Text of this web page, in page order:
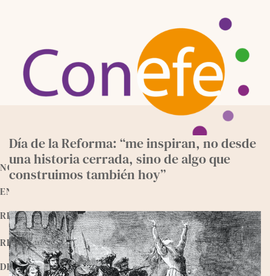
NOTICIAS
ENTREVISTAS
RECURSOS
RELEEMOS
DEVOCIONALES
Día de la Reforma: “me inspiran, no desde
una historia cerrada, sino de algo que
construimos también hoy”